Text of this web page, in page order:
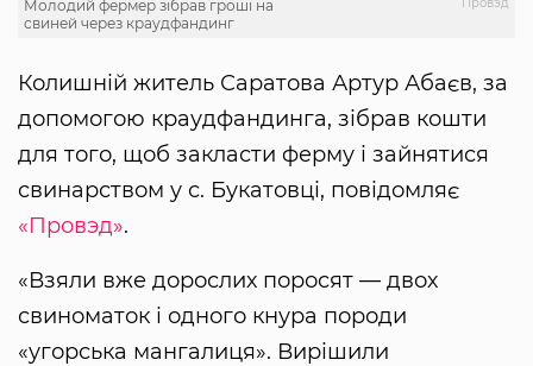
Молодий фермер зібрав гроші на
свиней через краудфандинг
Колишній житель Саратова Артур Абаєв, за
допомогою краудфандинга, зібрав кошти
для того, щоб закласти ферму і зайнятися
свинарством у с. Букатовці, повідомляє
«Провэд».
«Взяли вже дорослих поросят — двох
свиноматок і одного кнура породи
«угорська мангалиця». Вирішили